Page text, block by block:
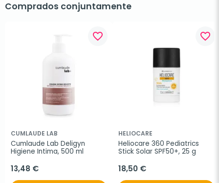
Comprados conjuntamente
favorite_border
CUMLAUDE LAB
Cumlaude Lab Deligyn
Higiene Intima, 500 ml
13,48 €
favorite_border
HELIOCARE
Heliocare 360 Pediatrics
Stick Solar SPF50+, 25 g
18,50 €